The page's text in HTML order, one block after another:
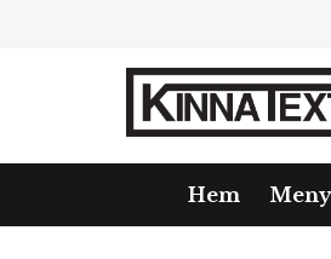
Hem Meny
Meny Garn